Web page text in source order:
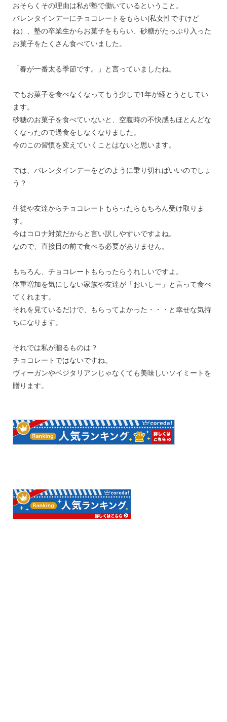
おそらくその理由は私が塾で働いているということ。
バレンタインデーにチョコレートをもらい(私女性ですけど
ね）、塾の卒業生からお菓子をもらい、砂糖がたっぷり入った
お菓子をたくさん食べていました。
「春が一番太る季節です。」と言っていましたね。
でもお菓子を食べなくなってもう少しで1年が経とうとしてい
ます。
砂糖のお菓子を食べていないと、空腹時の不快感もほとんどな
くなったので過食をしなくなりました。
今のこの習慣を変えていくことはないと思います。
では、バレンタインデーをどのように乗り切ればいいのでしょ
う？
生徒や友達からチョコレートもらったらもちろん受け取りま
す。
今はコロナ対策だからと言い訳しやすいですよね。
なので、直接目の前で食べる必要がありません。
もちろん、チョコレートもらったらうれしいですよ。
体重増加を気にしない家族や友達が「おいしー」と言って食べ
てくれます。
それを見ているだけで、もらってよかった・・・と幸せな気持
ちになります。
それでは私が贈るものは？
チョコレートではないですね。
ヴィーガンやベジタリアンじゃなくても美味しいソイミートを
贈ります。